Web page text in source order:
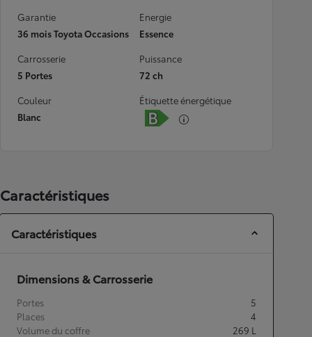
Garantie
36 mois Toyota Occasions
Energie
Essence
Carrosserie
5 Portes
Puissance
72 ch
Couleur
Blanc
Étiquette énergétique
Caractéristiques
Caractéristiques
Dimensions & Carrosserie
Portes
5
Places
4
Volume du coffre
269 L